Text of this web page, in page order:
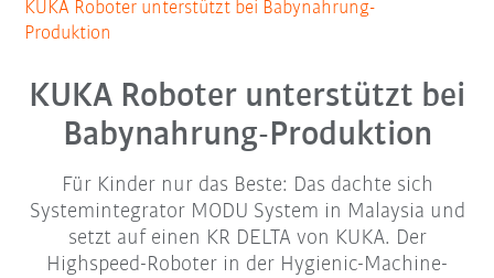
KUKA Roboter unterstützt bei Babynahrung-
Produktion
KUKA Roboter unterstützt bei
Babynahrung-Produktion
Für Kinder nur das Beste: Das dachte sich
Systemintegrator MODU System in Malaysia und
setzt auf einen KR DELTA von KUKA. Der
Highspeed-Roboter in der Hygienic-Machine-